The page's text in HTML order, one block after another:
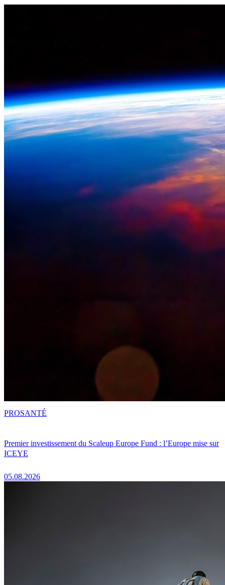
Premier investissement du Scaleup Europe Fund : l’Europe mise sur
ICEYE
05.08.2026
PROSANTÉ